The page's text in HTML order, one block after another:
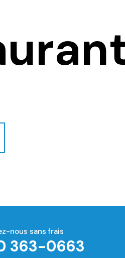
nous sans frais
363-0663